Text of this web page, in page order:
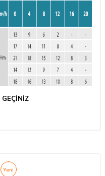
GEÇİNİZ
Yeni